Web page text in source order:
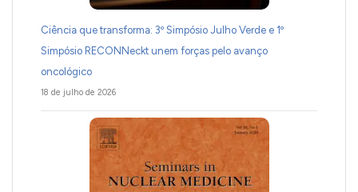
Ciência que transforma: 3º Simpósio Julho Verde e 1º
Simpósio RECONNeckt unem forças pelo avanço
oncológico
18 de julho de 2026